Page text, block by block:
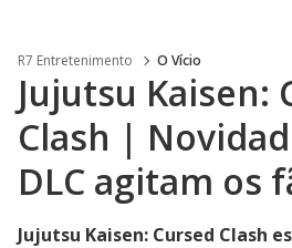
R7 Entretenimento O Vício
Jujutsu Kaisen:
Clash |
DLC agitam os
Jujutsu Kaisen: Cursed Clash